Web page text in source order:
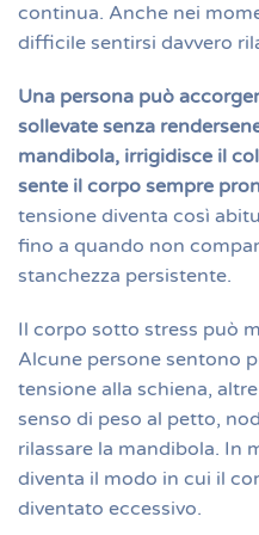
continua. Anche nei
difficile sentirsi davvero
Una persona può
sollevate senza
mandibola, irrigidisce il
sente il corpo sempre
tensione diventa così
fino a quando non
stanchezza persistente.
Il corpo sotto stress può
Alcune persone sentono
tensione alla schiena,
senso di peso al petto,
rilassare la mandibola. In
diventa il modo in cui il
diventato eccessivo.